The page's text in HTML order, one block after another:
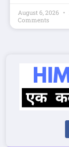
August 6, 2026
Comments